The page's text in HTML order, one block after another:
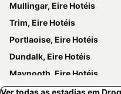
Tayto Park
Lucan
The Parish of Saint George and Saint Thomas
Dublin Marathon
Blanchardstown Centre
Mullingar, Eire Hotéis
Trim, Eire Hotéis
Portlaoise, Eire Hotéis
Dundalk, Eire Hotéis
Maynooth, Eire Hotéis
Donore, Eire Hotéis
Ver todas as estadias em